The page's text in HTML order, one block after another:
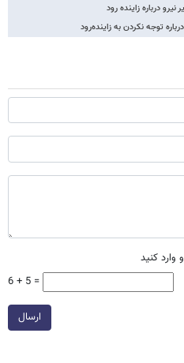
درباره زاینده رود
توجه نکردن به زاینده‌رود
کنید
6 + 5 =
ارسال